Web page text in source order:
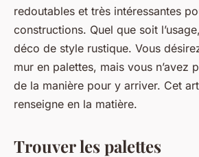
luc•10 janvier 2023•2 min de lecture
redoutables et très intéressantes
constructions. Quel que soit
déco de style rustique. Vous
mur en palettes, mais vous n’avez
de la manière pour y arriver. Cet
renseigne en la matière.
Trouver les palettes